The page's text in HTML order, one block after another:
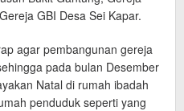
GBI Desa Sei Kapar.
agar pembangunan gereja
pada bulan Desember
Natal di rumah ibadah
penduduk seperti yang